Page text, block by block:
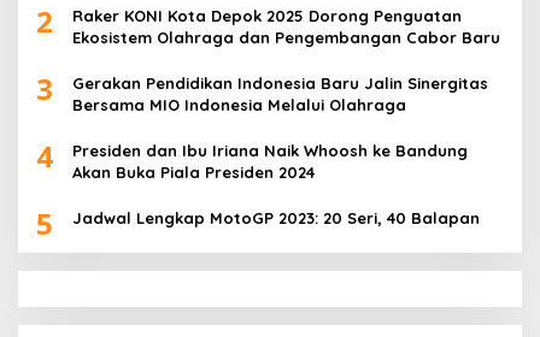
2
Raker KONI Kota Depok 2025 Dorong Penguatan
Ekosistem Olahraga dan Pengembangan Cabor Baru
3
Gerakan Pendidikan Indonesia Baru Jalin Sinergitas
Bersama MIO Indonesia Melalui Olahraga
4
Presiden dan Ibu Iriana Naik Whoosh ke Bandung
Akan Buka Piala Presiden 2024
5 Jadwal Lengkap MotoGP 2023: 20 Seri, 40 Balapan